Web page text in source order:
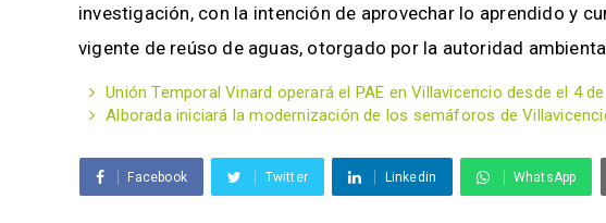
investigación, con la intención de aprovechar lo aprendido y
vigente de reúso de aguas, otorgado por la autoridad
Unión Temporal Vinard operará el PAE en Villavicencio desde el 4
Alborada iniciará la modernización de los semáforos de
Facebook Twitter Linkedin WhatsApp